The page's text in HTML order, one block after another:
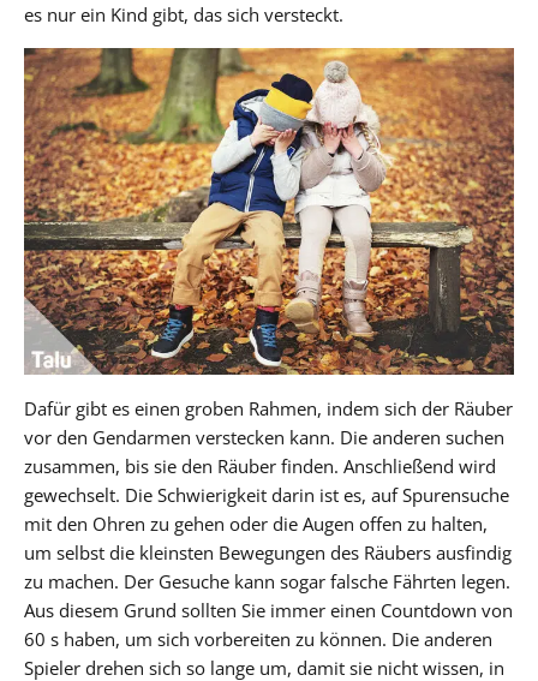
es nur ein Kind gibt, das sich versteckt.
Dafür gibt es einen groben Rahmen, indem sich der Räuber
vor den Gendarmen verstecken kann. Die anderen suchen
zusammen, bis sie den Räuber finden. Anschließend wird
gewechselt. Die Schwierigkeit darin ist es, auf Spurensuche
mit den Ohren zu gehen oder die Augen offen zu halten,
um selbst die kleinsten Bewegungen des Räubers ausfindig
zu machen. Der Gesuche kann sogar falsche Fährten legen.
Aus diesem Grund sollten Sie immer einen Countdown von
60 s haben, um sich vorbereiten zu können. Die anderen
Spieler drehen sich so lange um, damit sie nicht wissen, in